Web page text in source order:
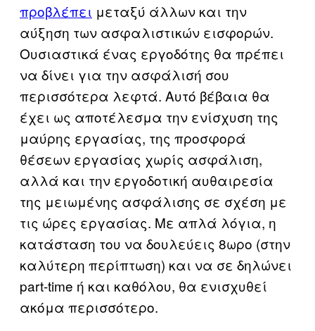
προβλέπει μεταξύ άλλων και την
αύξηση των ασφαλιστικών εισφορών.
Ουσιαστικά ένας εργοδότης θα πρέπει
να δίνει για την ασφάλισή σου
περισσότερα λεφτά. Αυτό βέβαια θα
έχει ως αποτέλεσμα την ενίσχυση της
μαύρης εργασίας, της προσφορά
θέσεων εργασίας χωρίς ασφάλιση,
αλλά και την εργοδοτική αυθαιρεσία
της μειωμένης ασφάλισης σε σχέση με
τις ώρες εργασίας. Με απλά λόγια, η
κατάσταση του να δουλεύεις 8ωρο (στην
καλύτερη περίπτωση) και να σε δηλώνει
part-time ή και καθόλου, θα ενισχυθεί
ακόμα περισσότερο.